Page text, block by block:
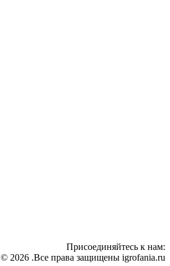
Присоединяйтесь к нам:
© 2026 .Все права защищены igrofania.ru